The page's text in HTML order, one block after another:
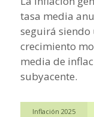
tasa media
seguirá siendo
crecimiento
media de
subyacente.
Inflación 2025